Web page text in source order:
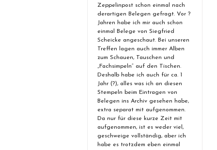
Zeppelinpost schon einmal nach
derartigen Belegen gefragt. Vor ?
Jahren habe ich mir auch schon
einmal Belege von Siegfried
Scheicke angeschaut. Bei unseren
Treffen lagen auch immer Alben
zum Schauen, Tauschen und
„Fachsimpeln“ auf den Tischen.
Deshalb habe ich auch für ca. 1
Jahr (?), alles was ich an diesen
Stempeln beim Eintragen von
Belegen ins Archiv gesehen habe,
extra separat mit aufgenommen.
Da nur für diese kurze Zeit mit
aufgenommen, ist es weder viel,
geschweige vollständig, aber ich
habe es trotzdem eben einmal